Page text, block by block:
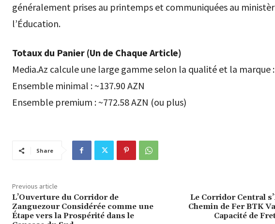
généralement prises au printemps et communiquées au
l’Éducation.
Totaux du Panier (Un de Chaque Article)
Media.Az calcule une large gamme selon la qualité et la marque :
Ensemble minimal : ~137.90 AZN
Ensemble premium : ~772.58 AZN (ou plus)
Share
Previous article
L’Ouverture du Corridor de
Zanguezour Considérée comme une
Étape vers la Prospérité dans le
Le Corridor Central
Chemin de Fer BTK
Capacité de